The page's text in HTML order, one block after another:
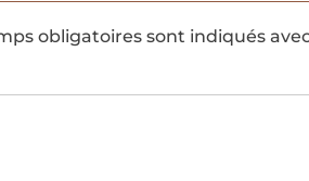
obligatoires sont indiqués